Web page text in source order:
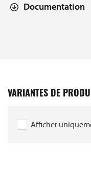
Documentation
VARIANTES DE
Afficher